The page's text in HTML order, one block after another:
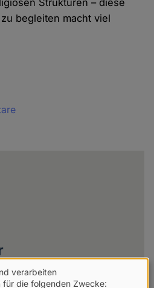
Strukturen – diese
begleiten macht viel
verarbeiten
die folgenden Zwecke: